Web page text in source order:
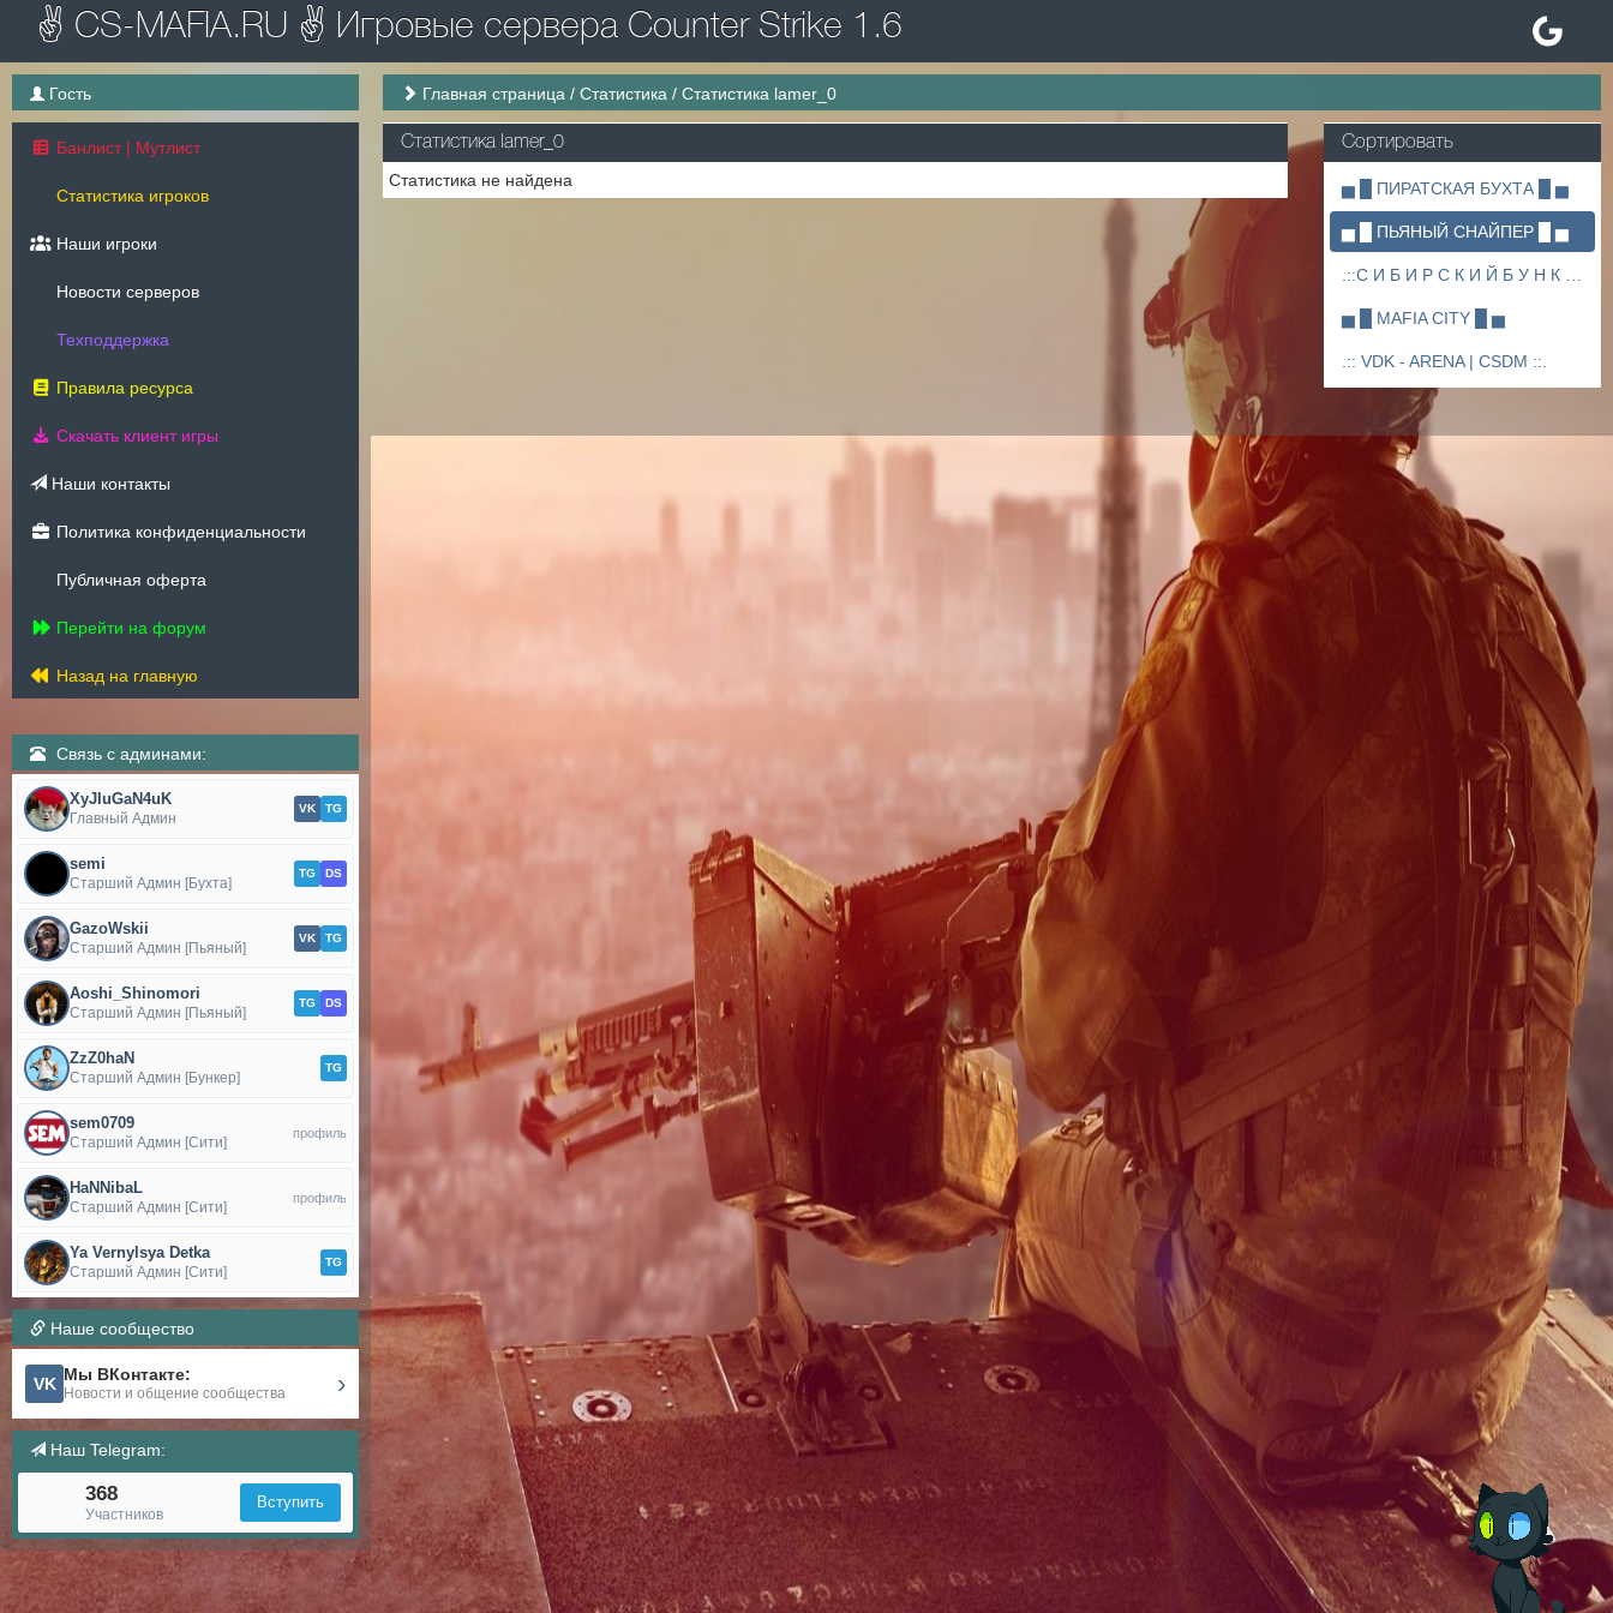
✌ CS-MAFIA.RU ✌ Игровые сервера Counter Strike 1.6
Гость
Банлист | Мутлист
Статистика игроков
Наши игроки
Новости серверов
Техподдержка
Правила ресурса
Скачать клиент игры
Наши контакты
Политика конфиденциальности
Публичная оферта
Перейти на форум
Назад на главную
Связь с админами:
XyJIuGaN4uK
Главный Админ
VK TG
semi
Старший Админ [Бухта]
TG DS
GazoWskii
Старший Админ [Пьяный]
VK TG
Aoshi_Shinomori
Старший Админ [Пьяный]
TG DS
ZzZ0haN
Старший Админ [Бункер]
TG
sem0709
Старший Админ [Сити]
профиль
HaNNibaL
Старший Админ [Сити]
профиль
Ya Vernylsya Detka
Старший Админ [Сити]
TG
Наше сообщество
VK Мы ВКонтакте:
Новости и общение сообщества ›
Наш Telegram:
368
Участников
Вступить
Главная страница /Статистика /Статистика lamer_0
Статистика lamer_0
Статистика не найдена
Сортировать
▅ █ ПИРАТСКАЯ БУХТА █ ▅
▅ █ ПЬЯНЫЙ СНАЙПЕР █ ▅
▅ █ MAFIA CITY █ ▅
.:: VDK - ARENA | CSDM ::.